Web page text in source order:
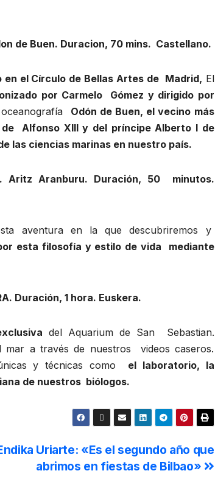
de Buen. Duracion, 70 mins. Castellano.
el Círculo de Bellas Artes de Madrid, El
por Carmelo Gómez y dirigido por
Odón de Buen, el vecino más
Alfonso XIII y del príncipe Alberto I de
las ciencias marinas en nuestro país.
Aritz Aranburu. Duración, 50 minutos.
aventura en la que descubriremos y
esta filosofía y estilo de vida mediante
Duración, 1 hora. Euskera.
del Aquarium de San Sebastian.
mar a través de nuestros videos caseros.
y técnicas como
el laboratorio, la
de nuestros biólogos.
Uriarte: «Es el segundo año que
abrimos en fiestas de Bilbao»